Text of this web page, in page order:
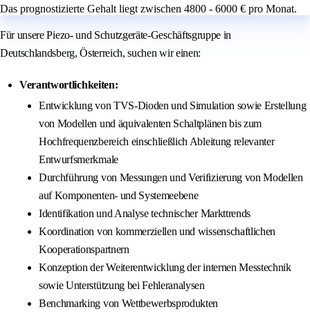
Das prognostizierte Gehalt liegt zwischen 4800 - 6000 € pro Monat.
Für unsere Piezo- und Schutzgeräte-Geschäftsgruppe in
Deutschlandsberg, Österreich, suchen wir einen:
Verantwortlichkeiten:
Entwicklung von TVS-Dioden und Simulation sowie Erstellung
von Modellen und äquivalenten Schaltplänen bis zum
Hochfrequenzbereich einschließlich Ableitung relevanter
Entwurfsmerkmale
Durchführung von Messungen und Verifizierung von Modellen
auf Komponenten- und Systemeebene
Identifikation und Analyse technischer Markttrends
Koordination von kommerziellen und wissenschaftlichen
Kooperationspartnern
Konzeption der Weiterentwicklung der internen Messtechnik
sowie Unterstützung bei Fehleranalysen
Benchmarking von Wettbewerbsprodukten